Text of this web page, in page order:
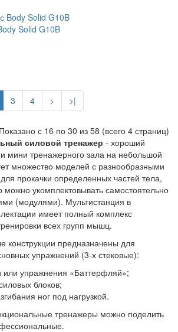
Solid G10B
3 4 > >|
Показано с 16 по 30 из 58 (всего 4 страниц)
силовой тренажер - хороший
мини тренажерного зала на небольшой
множество моделей с разнообразными
прокачки определенных частей тела,
можно укомплектовывать самостоятельно
(модулями). Мультистанция в
имеет полный комплекс
всех групп мышц.
конструкции предназначены для
упражнений (3-х стековые):
или упражнения «Баттерфляй»;
блоков;
ног под нагрузкой.
тренажеры можно поделить